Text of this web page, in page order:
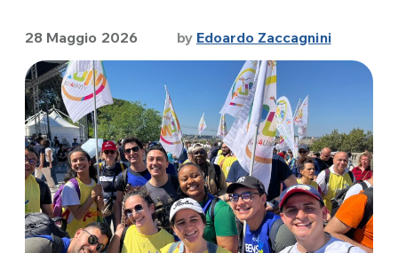
28 Maggio 2026 by Edoardo Zaccagnini